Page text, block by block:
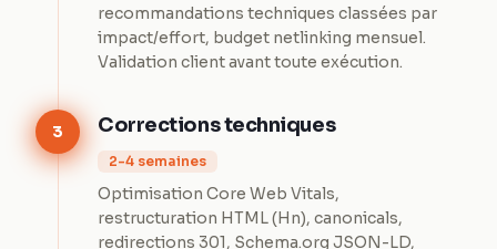
recommandations techniques classées par
impact/effort, budget netlinking mensuel.
Validation client avant toute exécution.
3 Corrections techniques
2-4 semaines
Optimisation Core Web Vitals,
restructuration HTML (Hn), canonicals,
redirections 301, Schema.org JSON-LD,